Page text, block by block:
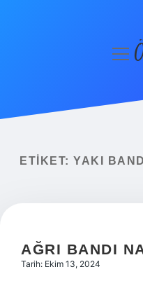
Yasal Uyarı
ETIKET: YAKI
AĞRI BANDI
Tarih: Ekim 13, 2024